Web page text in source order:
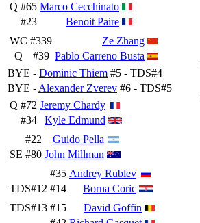
Q #65 Marco Cecchinato
#23
Benoit Paire
WC #339
Ze Zhang
Q
#39 Pablo Carreno Busta
BYE - Dominic Thiem #5 - TDS#4
BYE - Alexander Zverev #6 - TDS#5
Q #72 Jeremy Chardy
#34
Kyle Edmund
#22
Guido Pella
SE #80 John Millman
#35 Andrey Rublev
TDS#12 #14
Borna Coric
TDS#13 #15
David Goffin